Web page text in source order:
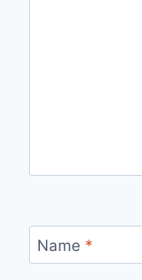
Name *